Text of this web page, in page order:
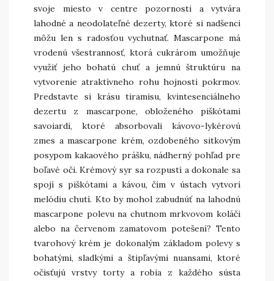
svoje miesto v centre pozornosti a vytvára
lahodné a neodolateľné dezerty, ktoré si nadšenci
môžu len s radosťou vychutnať. Mascarpone má
vrodenú všestrannosť, ktorá cukrárom umožňuje
využiť jeho bohatú chuť a jemnú štruktúru na
vytvorenie atraktívneho rohu hojnosti pokrmov.
Predstavte si krásu tiramisu, kvintesenciálneho
dezertu z mascarpone, obloženého piškótami
savoiardi, ktoré absorbovali kávovo-lykérovú
zmes a mascarpone krém, ozdobeného sitkovým
posypom kakaového prášku, nádherný pohľad pre
boľavé oči. Krémový syr sa rozpustí a dokonale sa
spojí s piškótami a kávou, čím v ústach vytvorí
melódiu chutí. Kto by mohol zabudnúť na lahodnú
mascarpone polevu na chutnom mrkvovom koláči
alebo na červenom zamatovom potešení? Tento
tvarohový krém je dokonalým základom polevy s
bohatými, sladkými a štipľavými nuansami, ktoré
očisťujú vrstvy torty a robia z každého sústa